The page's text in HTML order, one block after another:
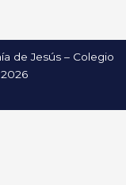
de Jesús – Colegio